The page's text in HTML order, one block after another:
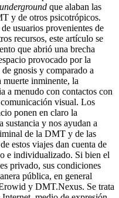
underground que alaban las
y de otros psicotrópicos.
usuarios provenientes de
recursos, este artículo se
que abrió una brecha
provocado por la
gnosis y comparado a
muerte inminente, la
a menudo con contactos con
visual. Los
ponen en claro la
sustancia y nos ayudan a
de la DMT y de las
estos viajes dan cuenta de
e individualizado. Si bien el
privado, sus condiciones
pública, en general
y DMT.Nexus. Se trata